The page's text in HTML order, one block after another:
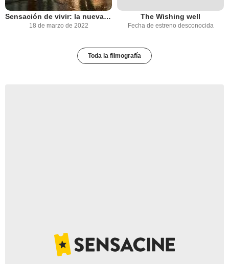
Sensación de vivir: la nueva generación
18 de marzo de 2022
The Wishing well
Fecha de estreno desconocida
Toda la filmografía